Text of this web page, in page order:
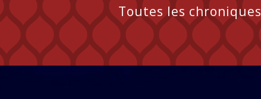
Toutes les chroniques